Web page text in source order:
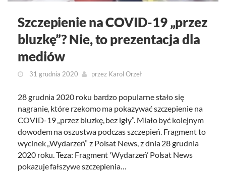
Szczepienie na COVID-19 „przez
bluzkę”? Nie, to prezentacja dla
mediów
31 grudnia 2020 przez Karol Orzeł
28 grudnia 2020 roku bardzo popularne stało się
nagranie, które rzekomo ma pokazywać szczepienie na
COVID-19 „przez bluzkę, bez igły”. Miało być kolejnym
dowodem na oszustwa podczas szczepień. Fragment to
wycinek „Wydarzeń” z Polsat News, z dnia 28 grudnia
2020 roku. Teza: Fragment 'Wydarzeń’ Polsat News
pokazuje fałszywe szczepienia…